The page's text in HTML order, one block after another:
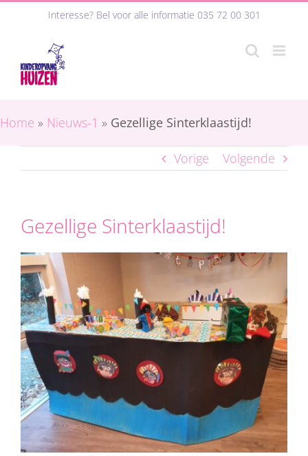
Interesse? Bel voor alle informatie 035 72 00 301
Home » Nieuws-1 » Gezellige Sinterklaastijd!
Vorige Volgende
Gezellige Sinterklaastijd!
Bekijk
grotere
afbeelding